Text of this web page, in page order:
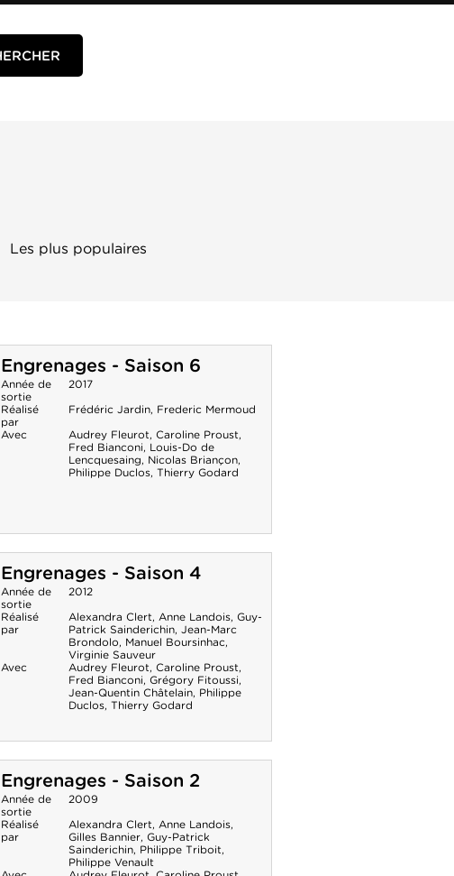
Les plus populaires
Engrenages - Saison 6
Année de
sortie
2017
Réalisé
par
Frédéric Jardin, Frederic Mermoud
Avec
Audrey Fleurot, Caroline Proust,
Fred Bianconi, Louis-Do de
Lencquesaing, Nicolas Briançon,
Philippe Duclos, Thierry Godard
Engrenages - Saison 4
Année de
sortie
2012
Réalisé
par
Alexandra Clert, Anne Landois, Guy-
Patrick Sainderichin, Jean-Marc
Brondolo, Manuel Boursinhac,
Virginie Sauveur
Avec
Audrey Fleurot, Caroline Proust,
Fred Bianconi, Grégory Fitoussi,
Jean-Quentin Châtelain, Philippe
Duclos, Thierry Godard
Engrenages - Saison 2
Année de
sortie
2009
Réalisé
par
Alexandra Clert, Anne Landois,
Gilles Bannier, Guy-Patrick
Sainderichin, Philippe Triboit,
Philippe Venault